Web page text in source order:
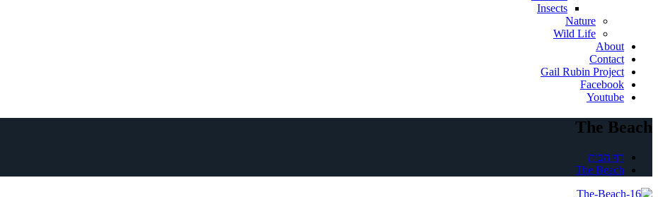
Insects
Nature
Wild Life
About
Contact
Gail Rubin Project
Facebook
Youtube
The Beach
דף הבית
The Beach